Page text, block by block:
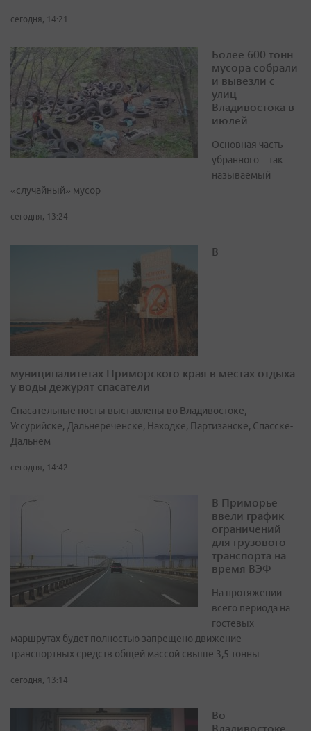
сегодня, 14:21
Более 600 тонн
мусора собрали
и вывезли с
улиц
Владивостока в
июлей
Основная часть
убранного – так
называемый
«случайный» мусор
сегодня, 13:24
В
муниципалитетах Приморского края в местах отдыха
у воды дежурят спасатели
Спасательные посты выставлены во Владивостоке,
Уссурийске, Дальнереченске, Находке, Партизанске, Спасске-
Дальнем
сегодня, 14:42
В Приморье
ввели график
ограничений
для грузового
транспорта на
время ВЭФ
На протяжении
всего периода на
гостевых
маршрутах будет полностью запрещено движение
транспортных средств общей массой свыше 3,5 тонны
сегодня, 13:14
Во